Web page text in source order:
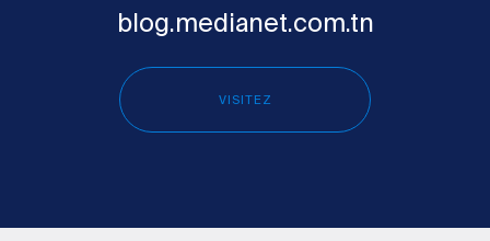
blog.medianet.com.tn
VISITEZ